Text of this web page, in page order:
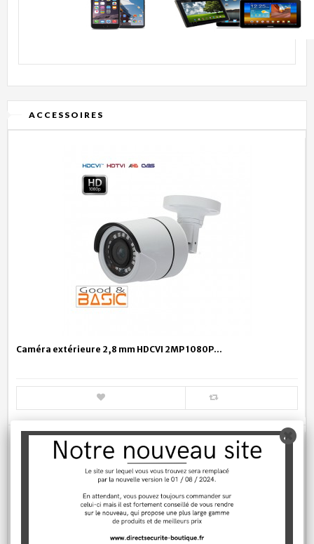
ACCESSOIRES
Caméra extérieure 2,8 mm HDCVI 2MP 1080P...